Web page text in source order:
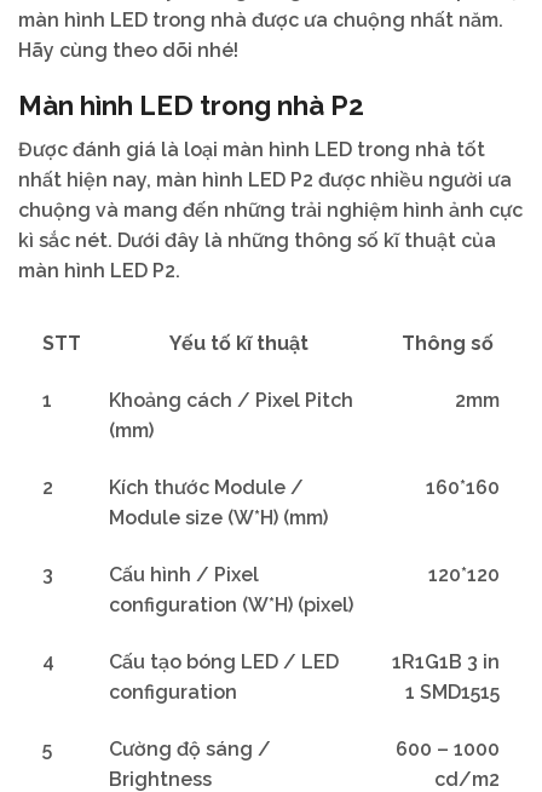
màn hình LED trong nhà được ưa chuộng nhất năm.
Hãy cùng theo dõi nhé!
Màn hình LED trong nhà P2
Được đánh giá là loại màn hình LED trong nhà tốt
nhất hiện nay, màn hình LED P2 được nhiều người ưa
chuộng và mang đến những trải nghiệm hình ảnh cực
kì sắc nét. Dưới đây là những thông số kĩ thuật của
màn hình LED P2.
STT Yếu tố kĩ thuật Thông số
1
Khoảng cách / Pixel Pitch
(mm)
2mm
2
Kích thước Module /
Module size (W*H) (mm)
160*160
3
Cấu hình / Pixel
configuration (W*H) (pixel)
120*120
4
Cấu tạo bóng LED / LED
configuration
1R1G1B 3 in
1 SMD1515
5
Cường độ sáng /
Brightness
600 – 1000
cd/m2